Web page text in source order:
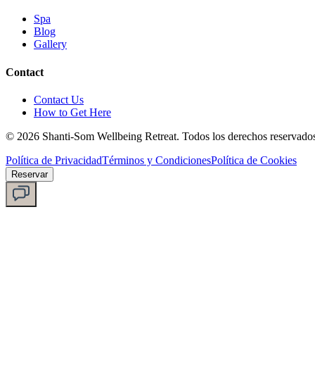
Spa
Blog
Gallery
Contact
Contact Us
How to Get Here
© 2026 Shanti-Som Wellbeing Retreat. Todos los derechos
Política de PrivacidadTérminos y CondicionesPolítica de Cookies
Reservar